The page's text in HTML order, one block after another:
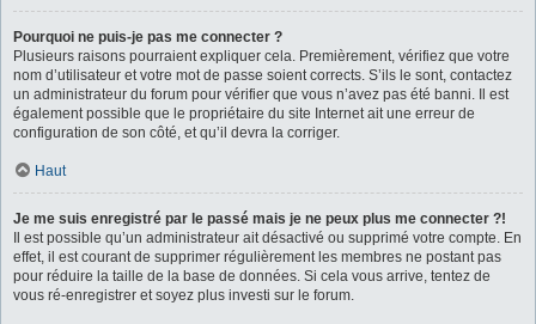
Pourquoi ne puis-je pas me connecter ?
Plusieurs raisons pourraient expliquer cela. Premièrement, vérifiez que votre
nom d’utilisateur et votre mot de passe soient corrects. S’ils le sont, contactez
un administrateur du forum pour vérifier que vous n’avez pas été banni. Il est
également possible que le propriétaire du site Internet ait une erreur de
configuration de son côté, et qu’il devra la corriger.
Haut
Je me suis enregistré par le passé mais je ne peux plus me connecter ?!
Il est possible qu’un administrateur ait désactivé ou supprimé votre compte. En
effet, il est courant de supprimer régulièrement les membres ne postant pas
pour réduire la taille de la base de données. Si cela vous arrive, tentez de
vous ré-enregistrer et soyez plus investi sur le forum.